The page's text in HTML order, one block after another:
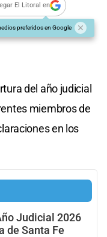
El Litoral en
preferidos en Google
del año judicial
miembros de
en los
Judicial 2026
de Santa Fe